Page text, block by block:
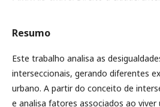
Resumo
Este trabalho analisa as
interseccionais, gerando diferentes
urbano. A partir do conceito de
e analisa fatores associados ao viver